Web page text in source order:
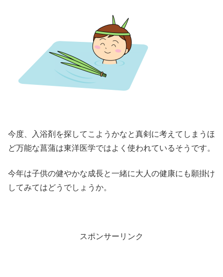
今度、入浴剤を探してこようかなと真剣に考えてしまうほ
ど万能な菖蒲は東洋医学ではよく使われているそうです。
今年は子供の健やかな成長と一緒に大人の健康にも願掛け
してみてはどうでしょうか。
スポンサーリンク